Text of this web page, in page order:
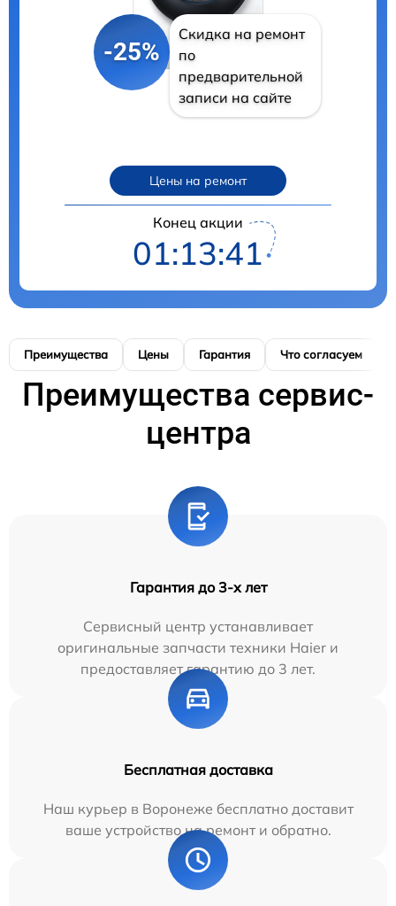
-25%
Скидка на ремонт
по
предварительной
записи на сайте
Цены на ремонт
Конец акции
01:13:40
Преимущества Цены Гарантия Что согласуем
Преимущества сервис-
центра
Гарантия до 3-х лет
Сервисный центр устанавливает
оригинальные запчасти техники Haier и
предоставляет гарантию до 3 лет.
Бесплатная доставка
Наш курьер в Воронеже бесплатно доставит
ваше устройство на ремонт и обратно.